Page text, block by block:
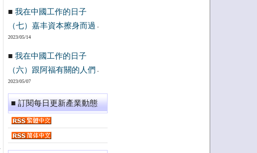
■ 我在中國工作的日子
（七）嘉丰資本擦身而過 -
2023/05/14
■ 我在中國工作的日子
（六）跟阿福有關的人們 -
2023/05/07
■ 訂閱每日更新產業動態